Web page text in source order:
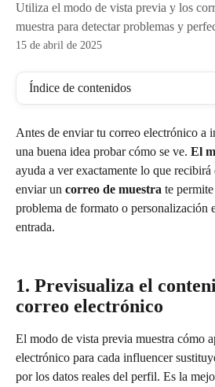
Utiliza el modo de vista previa y los
muestra para detectar problemas y
15 de abril de 2025
Índice de contenidos
Antes de enviar tu correo electrónico a
una buena idea probar cómo se ve. El
ayuda a ver exactamente lo que
enviar un correo de muestra te
problema de formato o personalización
entrada.
1. Previsualiza el
correo electrónico
El modo de vista previa muestra cómo
electrónico para cada influencer
por los datos reales del perfil. Es la